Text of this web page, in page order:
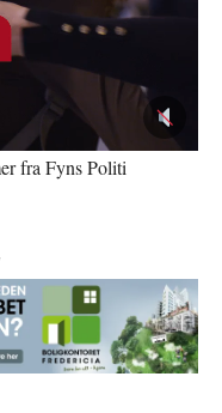
fra Fyns Politi